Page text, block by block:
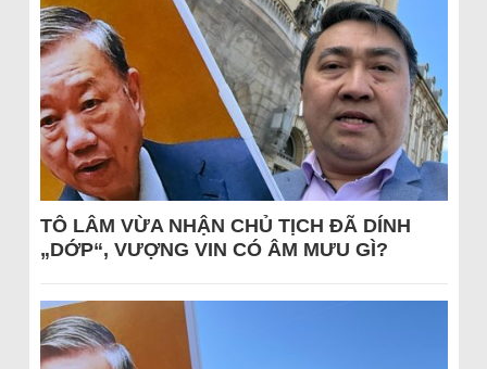
TÔ LÂM VỪA NHẬN CHỦ TỊCH ĐÃ DÍNH
„DỚP“, VƯỢNG VIN CÓ ÂM MƯU GÌ?